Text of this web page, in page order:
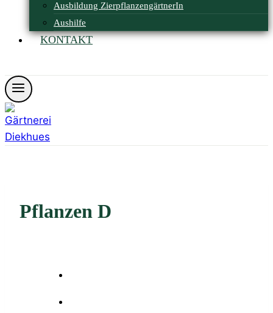
Ausbildung ZierpflanzengärtnerIn
Aushilfe
KONTAKT
Pflanzen D